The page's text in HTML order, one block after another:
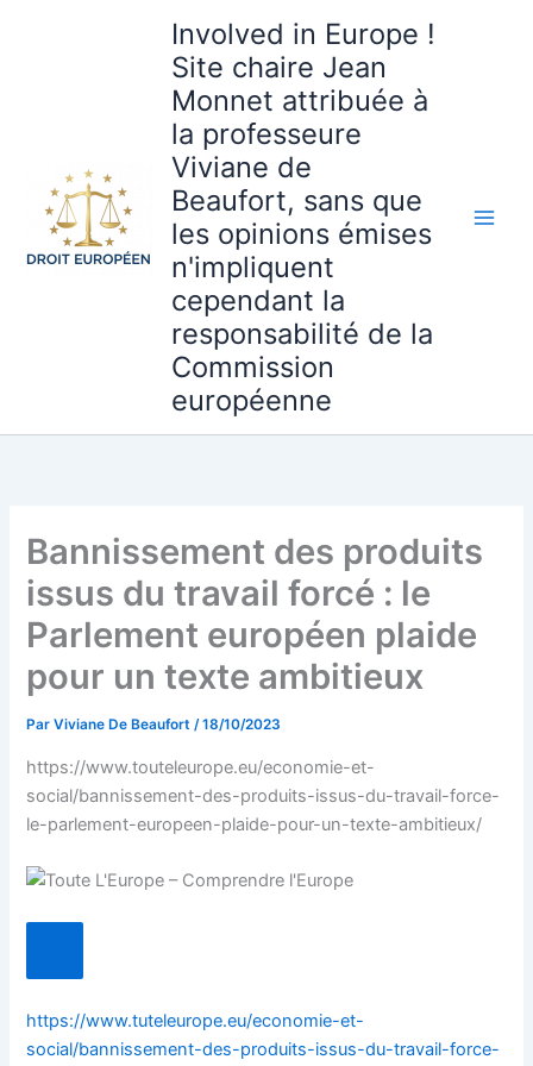
Involved in Europe !
Site chaire Jean
Monnet attribuée à
la professeure
Viviane de
Beaufort, sans que
les opinions émises
n'impliquent
cependant la
responsabilité de la
Commission
européenne
Bannissement des produits
issus du travail forcé : le
Parlement européen plaide
pour un texte ambitieux
ParViviane De Beaufort/18/10/2023
https://www.touteleurope.eu/economie-et-
social/bannissement-des-produits-issus-du-travail-force-
le-parlement-europeen-plaide-pour-un-texte-ambitieux/
https://www.tuteleurope.eu/economie-et-
social/bannissement-des-produits-issus-du-travail-force-